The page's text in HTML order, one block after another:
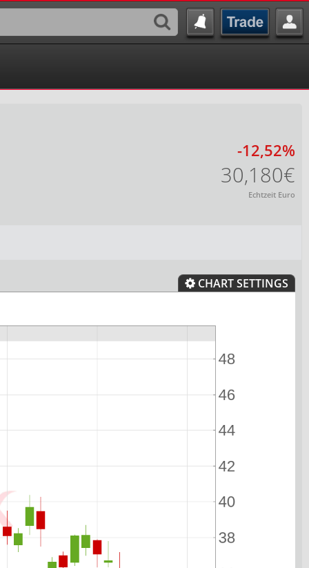
-12,52%
30,180€
Echtzeit Euro
CHART SETTINGS